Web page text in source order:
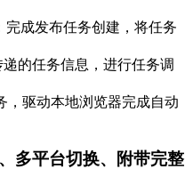
完成发布任务创建，将任务
递的任务信息，进行任务调
，驱动本地浏览器完成自动
多平台切换、附带完整